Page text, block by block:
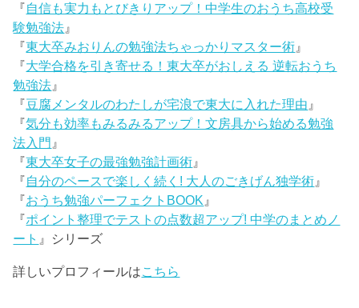
『自信も実力もとびきりアップ！中学生のおうち高校受
験勉強法 』
『東大卒みおりんの勉強法ちゃっかりマスター術 』
『大学合格を引き寄せる！東大卒がおしえる 逆転おうち
勉強法 』
『豆腐メンタルのわたしが宅浪で東大に入れた理由 』
『気分も効率もみるみるアップ！文房具から始める勉強
法入門 』
『東大卒女子の最強勉強計画術 』
『自分のペースで楽しく続く! 大人のごきげん独学術 』
『おうち勉強パーフェクトBOOK 』
『ポイント整理でテストの点数超アップ! 中学のまとめノ
ート 』シリーズ
詳しいプロフィールはこちら